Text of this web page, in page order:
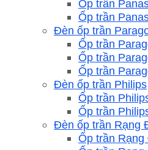
Ốp trần
Ốp trần
Đèn ốp trần
Ốp trần
Ốp trần
Ốp trần
Đèn ốp trần Philips
Ốp trần
Ốp trần
Đèn ốp trần Rạng
Ốp trần